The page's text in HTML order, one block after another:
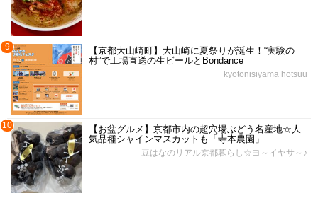
9
【京都大山崎町】大山崎に夏祭りが誕生！“実験の
村”で工場直送の生ビールとBondance
kyotonisiyama hotsuu
10
【お盆グルメ】京都市内の超穴場ぶどう名産地☆人
気品種シャインマスカットも「寺本農園」
豆はなのリアル京都暮らし☆ヨ～イヤサ～♪